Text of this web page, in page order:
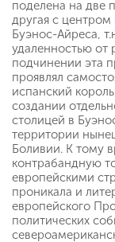
поделена на две
другая с
Буэнос-Айреса,
удаленностью от
подчинении эта
проявлял
испанский
создании
столицей в
территории
Боливии. К тому
контрабандную
европейскими
проникала и
европейского
политических